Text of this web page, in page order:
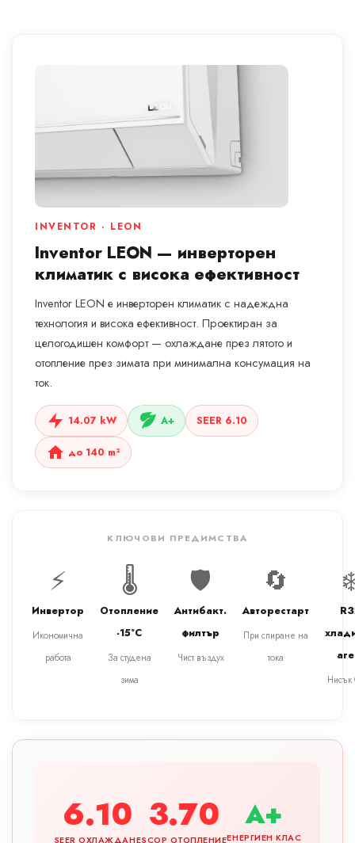
INVENTOR · LEON
Inventor LEON — инверторен
климатик с висока ефективност
Inventor LEON е инверторен климатик с надеждна
технология и висока ефективност. Проектиран за
целогодишен комфорт — охлаждане през лятото и
отопление през зимата при минимална консумация на
ток.
14.07 kW A+ SEER 6.10
до 140 m²
КЛЮЧОВИ ПРЕДИМСТВА
⚡
Инвертор
Икономична
работа
🌡️
Отопление
-15°C
За студена
зима
🛡️
Антибакт.
филтър
Чист въздух
🔄
Авторестарт
При спиране на
тока
Нисък
6.10
SEER ОХЛАЖДАНЕ
3.70
SCOP ОТОПЛЕНИЕ
A+
ЕНЕРГИЕН КЛАС